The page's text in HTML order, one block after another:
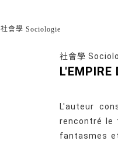
社會學 Sociologie
社會學
L'EMPIRE
L'auteur
rencontré le
fantasmes